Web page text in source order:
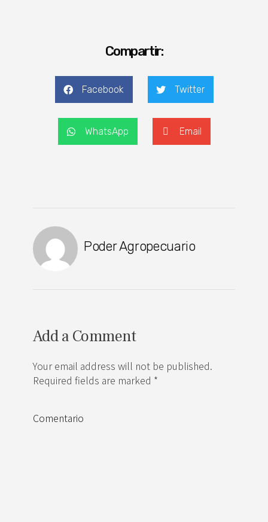
Compartir:
Facebook Twitter
WhatsApp Email
Poder Agropecuario
Add a Comment
Your email address will not be published.
Required fields are marked *
Comentario